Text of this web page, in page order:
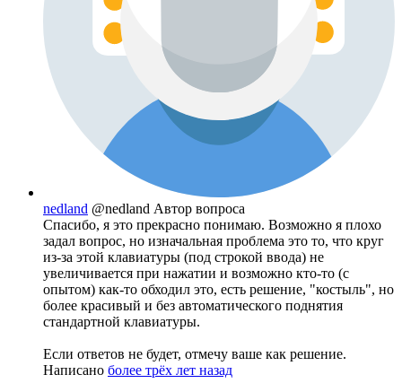
nedland @nedland Автор вопроса
Спасибо, я это прекрасно понимаю. Возможно я плохо
задал вопрос, но изначальная проблема это то, что круг
из-за этой клавиатуры (под строкой ввода) не
увеличивается при нажатии и возможно кто-то (с
опытом) как-то обходил это, есть решение, "костыль", но
более красивый и без автоматического поднятия
стандартной клавиатуры.
Если ответов не будет, отмечу ваше как решение.
Написано более трёх лет назад